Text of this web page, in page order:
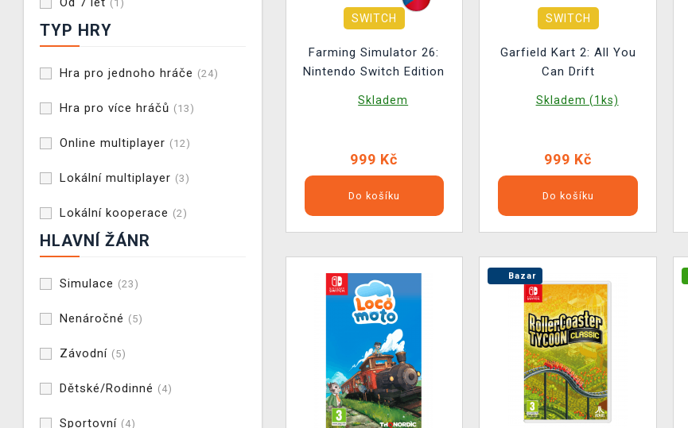
(1)
TYP HRY
Hra pro jednoho hráče (24)
Hra pro více hráčů (13)
Online multiplayer (12)
Lokální multiplayer (3)
Lokální kooperace (2)
HLAVNÍ ŽÁNR
Simulace (23)
Nenáročné (5)
Závodní (5)
Dětské/Rodinné (4)
Sportovní (4)
SWITCH
Farming Simulator 26:
Nintendo Switch Edition
Skladem
999 Kč
Do košíku
SWITCH
Garfield Kart 2: All You
Can Drift
Skladem (1ks)
999 Kč
Do košíku
Bazar